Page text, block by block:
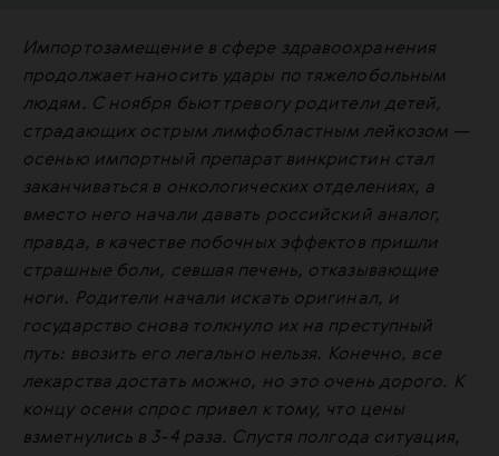
Импортозамещение в сфере здравоохранения
продолжает наносить удары по тяжелобольным
людям. С ноября бьют тревогу родители детей,
страдающих острым лимфобластным лейкозом —
осенью импортный препарат винкристин стал
заканчиваться в онкологических отделениях, а
вместо него начали давать российский аналог,
правда, в качестве побочных эффектов пришли
страшные боли, севшая печень, отказывающие
ноги. Родители начали искать оригинал, и
государство снова толкнуло их на преступный
путь: ввозить его легально нельзя. Конечно, все
лекарства достать можно, но это очень дорого. К
концу осени спрос привел к тому, что цены
взметнулись в 3-4 раза. Спустя полгода ситуация,